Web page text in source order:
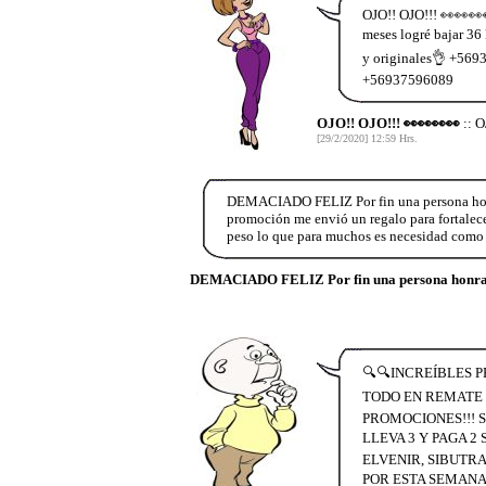
OJO!! OJO!!!
meses logré bajar
y originales👌
+56937596089
OJO!! OJO!!! 👀👀👀👀 ::
[29/2/2020] 12:59 Hrs.
DEMACIADO FELIZ Por fin una persona
promoción me envió un regalo para
peso lo que para muchos es necesidad
DEMACIADO FELIZ Por fin una persona
🔍🔍INCREÍBLES
TODO EN
PROMOCIONES!!!
LLEVA 3 Y PAGA 2
ELVENIR,
POR ESTA